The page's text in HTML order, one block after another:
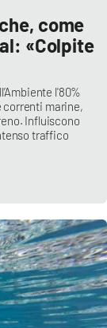
come
«Colpite
l'80%
correnti marine,
Influiscono
traffico